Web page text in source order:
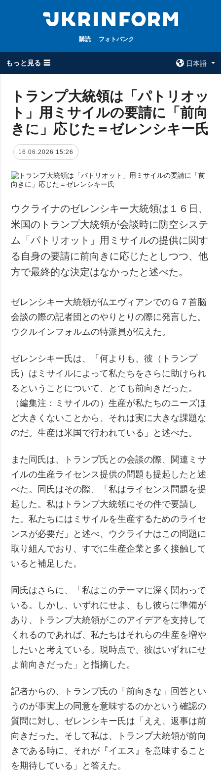
購読 フォトバンク
もっと見る ☰
日本語
全てのトピック
戦争
政治
経済・復興
防衛
社会・文化
スポーツ
犯罪
事故・緊急事態
ウクルインフォ
ルム
ウクルインフォル
追加
インタビュー
写真
動画
サービス
フォトバンク
トランプ大統領は「パトリオッ
ト」用ミサイルの要請に「前向
きに」応じた＝ゼレンシキー氏
16.06.2026 15:26
ウクライナのゼレンシキー大統領は１６日、
米国のトランプ大統領が会談時に防空システ
ム「パトリオット」用ミサイルの提供に関す
る自身の要請に前向きに応じたとしつつ、他
方で最終的な決定はなかったと述べた。
ゼレンシキー大統領が仏エヴィアンでのＧ７首脳
会談の際の記者団とのやりとりの際に発言した。
ウクルインフォルムの特派員が伝えた。
ゼレンシキー氏は、「何よりも、彼（トランプ
氏）はミサイルによって私たちをさらに助けられ
るということについて、とても前向きだった。
（編集注：ミサイルの）生産が私たちのニーズほ
ど大きくないことから、それは実に大きな課題な
のだ。生産は米国で行われている」と述べた。
また同氏は、トランプ氏との会談の際、関連ミサ
イルの生産ライセンス提供の問題も提起したと述
べた。同氏はその際、「私はライセンス問題を提
起した。私はトランプ大統領にその件で要請し
た。私たちにはミサイルを生産するためのライセ
ンスが必要だ」と述べ、ウクライナはこの問題に
取り組んでおり、すでに生産企業と多く接触して
いると補足した。
同氏はさらに、「私はこのテーマに深く関わって
いる。しかし、いずれにせよ、もし彼らに準備が
あり、トランプ大統領がこのアイデアを支持して
くれるのであれば、私たちはそれらの生産を増や
したいと考えている。現時点で、彼はいずれにせ
よ前向きだった」と指摘した。
記者からの、トランプ氏の「前向きな」回答とい
うのが事実上の同意を意味するのかという確認の
質問に対し、ゼレンシキー氏は「ええ、返事は前
向きだった。そして私は、トランプ大統領が前向
きである時に、それが『イエス』を意味すること
を期待している」と答えた。